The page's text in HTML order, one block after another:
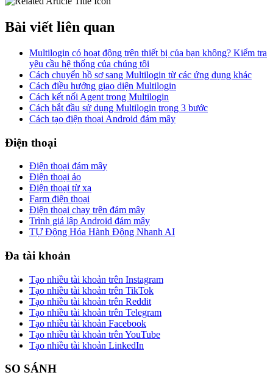
Bài viết liên quan
Multilogin có hoạt động trên thiết bị của bạn không? Kiểm tra
yêu cầu hệ thống của chúng tôi
Cách chuyển hồ sơ sang Multilogin từ các ứng dụng khác
Cách điều hướng giao diện Multilogin
Cách kết nối Agent trong Multilogin
Cách bắt đầu sử dụng Multilogin trong 3 bước
Cách tạo điện thoại Android đám mây
Điện thoại
Điện thoại đám mây
Điện thoại ảo
Điện thoại từ xa
Farm điện thoại
Điện thoại chạy trên đám mây
Trình giả lập Android đám mây
TỰ Động Hóa Hành Động Nhanh AI
Đa tài khoản
Tạo nhiều tài khoản trên Instagram
Tạo nhiều tài khoản trên TikTok
Tạo nhiều tài khoản trên Reddit
Tạo nhiều tài khoản trên Telegram
Tạo nhiều tài khoản Facebook
Tạo nhiều tài khoản trên YouTube
Tạo nhiều tài khoản LinkedIn
SO SÁNH